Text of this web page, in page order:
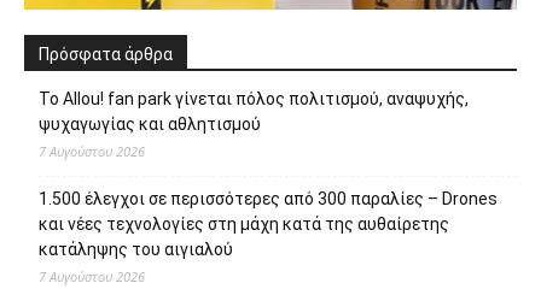
Πρόσφατα άρθρα
Το Allou! fan park γίνεται πόλος πολιτισμού, αναψυχής,
ψυχαγωγίας και αθλητισμού
7 Αυγούστου 2026
1.500 έλεγχοι σε περισσότερες από 300 παραλίες – Drones
και νέες τεχνολογίες στη μάχη κατά της αυθαίρετης
κατάληψης του αιγιαλού
7 Αυγούστου 2026